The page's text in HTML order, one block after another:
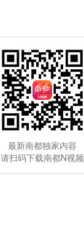
最新南都独家内容
请扫码下载南都N视频